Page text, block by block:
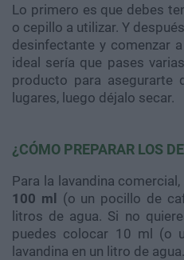
Lo primero es que debes
o cepillo a utilizar. Y
desinfectante y comenzar
ideal sería que pases
producto para asegurarte
lugares, luego déjalo secar.
¿CÓMO PREPARAR LOS
Para la lavandina
100 ml (o un pocillo de
litros de agua. Si no
puedes colocar 10 ml (o
lavandina en un litro de agua.